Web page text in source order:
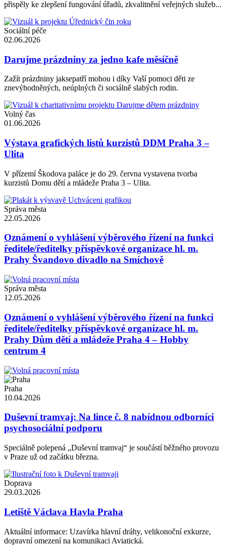
přispěly ke zlepšení fungování úřadů, zkvalitnění veřejných služeb...
Sociální péče
02.06.2026
Darujme prázdniny za jedno kafe měsíčně
Zažít prázdniny jaksepatří mohou i díky Vaší pomoci děti ze
znevýhodněných, neúplných či sociálně slabých rodin.
Volný čas
01.06.2026
Výstava grafických listů kurzistů DDM Praha 3 –
Ulita
V přízemí Škodova paláce je do 29. června vystavena tvorba
kurzistů Domu dětí a mládeže Praha 3 – Ulita.
Správa města
22.05.2026
Oznámení o vyhlášení výběrového řízení na funkci
ředitele/ředitelky příspěvkové organizace hl. m.
Prahy Švandovo divadlo na Smíchově
Správa města
12.05.2026
Oznámení o vyhlášení výběrového řízení na funkci
ředitele/ředitelky příspěvkové organizace hl. m.
Prahy Dům dětí a mládeže Praha 4 – Hobby
centrum 4
Praha
10.04.2026
Duševní tramvaj: Na lince č. 8 nabídnou odborníci
psychosociální podporu
Speciálně polepená „Duševní tramvaj“ je součástí běžného provozu
v Praze už od začátku března.
Doprava
29.03.2026
Letiště Václava Havla Praha
Aktuální informace: Uzavírka hlavní dráhy, velikonoční exkurze,
dopravní omezení na komunikaci Aviatická.